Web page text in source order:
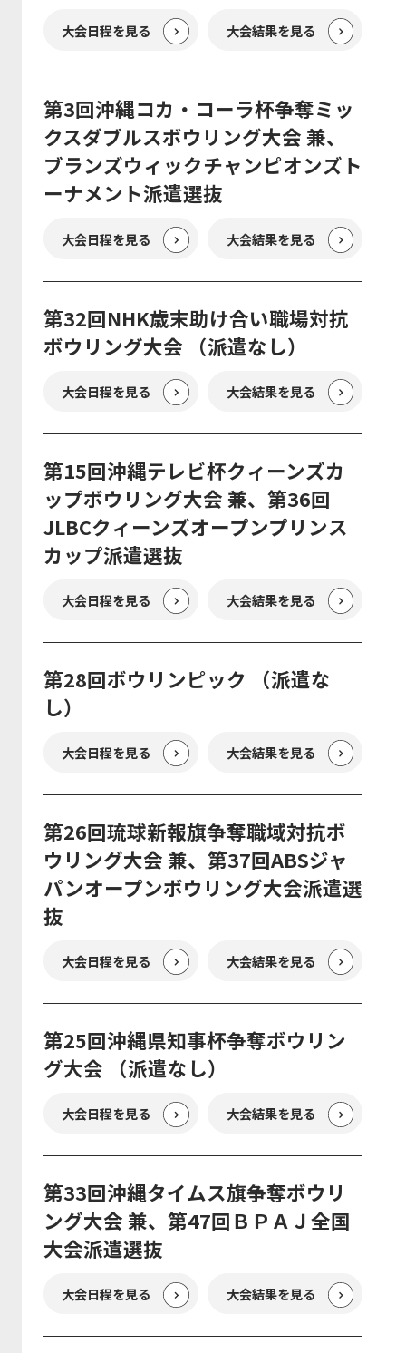
大会日程を見る 大会結果を見る
第3回沖縄コカ・コーラ杯争奪ミッ
クスダブルスボウリング大会 兼、
ブランズウィックチャンピオンズト
ーナメント派遣選抜
大会日程を見る 大会結果を見る
第32回NHK歳末助け合い職場対抗
ボウリング大会 （派遣なし）
大会日程を見る 大会結果を見る
第15回沖縄テレビ杯クィーンズカ
ップボウリング大会 兼、第36回
JLBCクィーンズオープンプリンス
カップ派遣選抜
大会日程を見る 大会結果を見る
第28回ボウリンピック （派遣な
し）
大会日程を見る 大会結果を見る
第26回琉球新報旗争奪職域対抗ボ
ウリング大会 兼、第37回ABSジャ
パンオープンボウリング大会派遣選
抜
大会日程を見る 大会結果を見る
第25回沖縄県知事杯争奪ボウリン
グ大会 （派遣なし）
大会日程を見る 大会結果を見る
第33回沖縄タイムス旗争奪ボウリ
ング大会 兼、第47回ＢＰＡＪ全国
大会派遣選抜
大会日程を見る 大会結果を見る